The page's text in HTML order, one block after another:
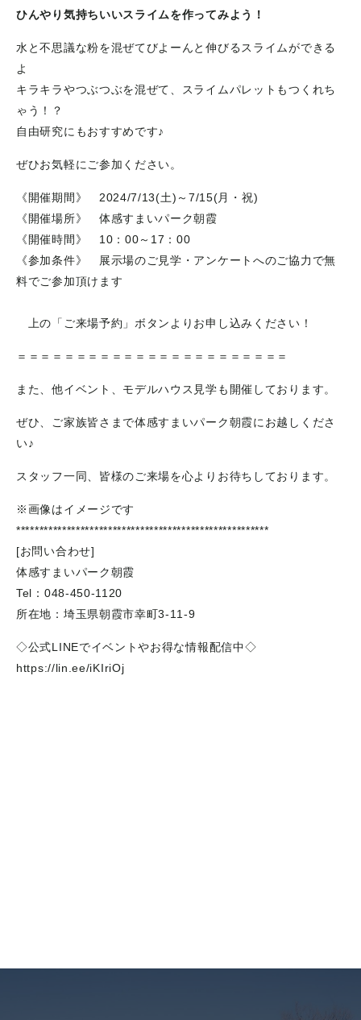
ひんやり気持ちいいスライムを作ってみよう！
水と不思議な粉を混ぜてびよーんと伸びるスライムができる
よ
キラキラやつぶつぶを混ぜて、スライムパレットもつくれち
ゃう！？
自由研究にもおすすめです♪
ぜひお気軽にご参加ください。
《開催期間》 2024/7/13(土)～7/15(月・祝)
《開催場所》 体感すまいパーク朝霞
《開催時間》 10：00～17：00
《参加条件》 展示場のご見学・アンケートへのご協力で無
料でご参加頂けます
上の「ご来場予約」ボタンよりお申し込みください！
＝＝＝＝＝＝＝＝＝＝＝＝＝＝＝＝＝＝＝＝＝＝＝
また、他イベント、モデルハウス見学も開催しております。
ぜひ、ご家族皆さまで体感すまいパーク朝霞にお越しくださ
い♪
スタッフ一同、皆様のご来場を心よりお待ちしております。
※画像はイメージです
*******************************************************
[お問い合わせ]
体感すまいパーク朝霞
Tel：048-450-1120
所在地：埼玉県朝霞市幸町3-11-9
◇公式LINEでイベントやお得な情報配信中◇
https://lin.ee/iKIriOj